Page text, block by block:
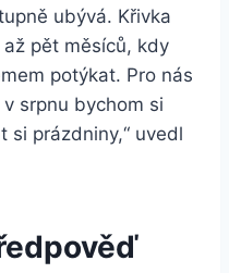
ubývá. Křivka
pět měsíců, kdy
potýkat. Pro nás
srpnu bychom si
si prázdniny,“ uvedl